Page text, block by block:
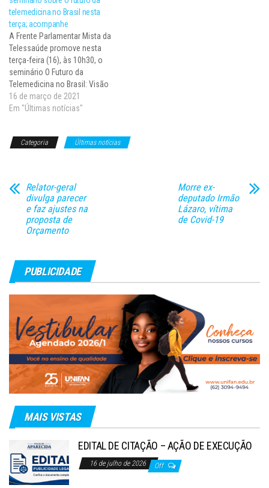
poderá ser acompanhado pelo
canal da frente…
telemedicina no Brasil nesta
terça; acompanhe
A Frente Parlamentar Mista da
Telessaúde promove nesta
terça-feira (16), às 10h30, o
seminário O Futuro da
Telemedicina no Brasil: Visão
das Entidades Médicas. O
evento conta com a parceria
2021. Dentre os temas que
16 de março de 2021
Em "Últimas notícias"
Categoria Últimas notícias
Relator-geral
divulga parecer
e faz ajustes na
proposta de
Orçamento
Morre ex-
deputado Irmão
Lázaro, vítima
de Covid-19
PUBLICIDADE
MAIS VISTAS
EDITAL DE CITAÇÃO – AÇÃO DE EXECUÇÃO
16 de julho de 2026 Off